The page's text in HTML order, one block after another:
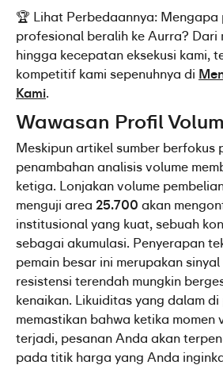
🏆 Lihat Perbedaannya:
profesional beralih ke Aurra? Dari
hingga kecepatan eksekusi kami,
kompetitif kami sepenuhnya di
Kami.
Wawasan Profil
Meskipun artikel sumber berfokus
penambahan analisis volume
ketiga. Lonjakan volume
menguji area 25.700 akan
institusional yang kuat, sebuah
sebagai akumulasi. Penyerapan
pemain besar ini merupakan
resistensi terendah mungkin
kenaikan. Likuiditas yang dalam
memastikan bahwa ketika momen
terjadi, pesanan Anda akan
pada titik harga yang Anda